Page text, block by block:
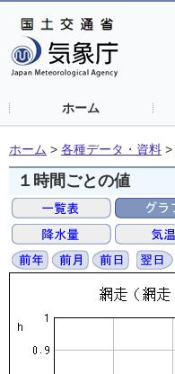
ホーム
ホーム > 各種データ・資料 >
１時間ごとの値